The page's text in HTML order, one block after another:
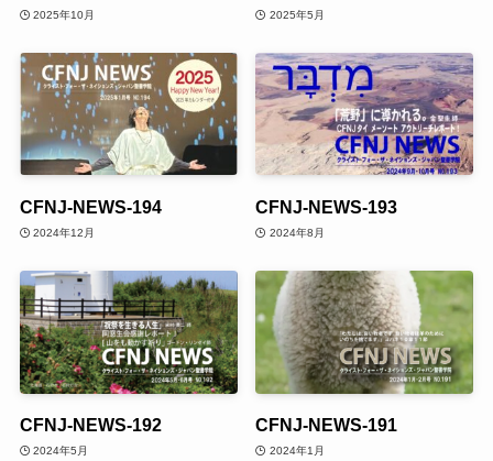
2025年10月 2025年5月
CFNJ-NEWS-194
2024年12月
CFNJ-NEWS-193
2024年8月
CFNJ-NEWS-192
2024年5月
CFNJ-NEWS-191
2024年1月